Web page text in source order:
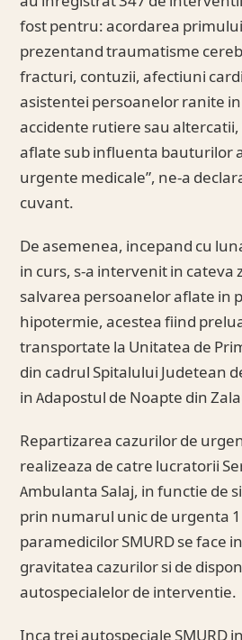
fost pentru: acordarea
prezentand traumatisme
fracturi, contuzii, afectiuni
asistentei persoanelor ranite
accidente rutiere sau
aflate sub influenta bauturilor
urgente medicale”, ne-a
cuvant.
De asemenea, incepand cu
in curs, s-a intervenit in cateva
salvarea persoanelor aflate in
hipotermie, acestea fiind
transportate la Unitatea de
din cadrul Spitalului Judetean
in Adapostul de Noapte din
Repartizarea cazurilor de
realizeaza de catre lucratorii
Ambulanta Salaj, in functie de
prin numarul unic de urgenta
paramedicilor SMURD se face
gravitatea cazurilor si de
autospecialelor de interventie.